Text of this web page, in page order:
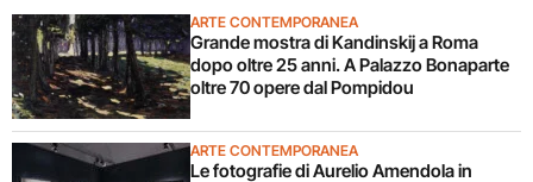
ARTE CONTEMPORANEA
Grande mostra di Kandinskij a Roma
dopo oltre 25 anni. A Palazzo Bonaparte
oltre 70 opere dal Pompidou
ARTE CONTEMPORANEA
Le fotografie di Aurelio Amendola in